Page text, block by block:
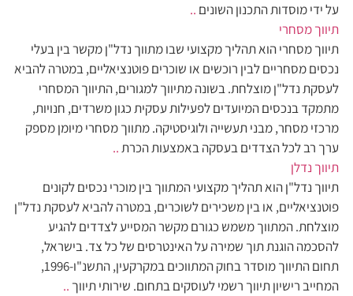
על ידי מוסדות התכנון השונים ..
תיווך מסחרי
תיווך מסחרי הוא תהליך מקצועי שבו מתווך נדל"ן מקשר בין בעלי
נכסים מסחריים לבין רוכשים או שוכרים פוטנציאליים, במטרה להביא
לעסקת נדל"ן מוצלחת. בשונה מתיווך למגורים, התיווך המסחרי
מתמקד בנכסים המיועדים לפעילות עסקית כגון משרדים, חנויות,
מרכזי מסחר, מבני תעשייה ולוגיסטיקה. מתווך מסחרי מיומן מספק
ערך רב לכל הצדדים בעסקה באמצעות הכרת..
תיווך נדלן
תיווך נדל"ן הוא תהליך מקצועי המתווך בין מוכרי נכסים לקונים
פוטנציאליים, או בין משכירים לשוכרים, במטרה להביא לעסקת נדל"ן
מוצלחת. המתווך משמש כגורם מקשר המסייע לצדדים להגיע
להסכמה הוגנת תוך שמירה על האינטרסים של כל צד. בישראל,
תחום התיווך מוסדר בחוק המתווכים במקרקעין, התשנ"ו-1996,
המחייב רישיון תיווך רשמי לעוסקים בתחום. שירותי תיווך ..